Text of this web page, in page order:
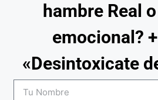
hambre Real
emocional?
«Desintoxicate